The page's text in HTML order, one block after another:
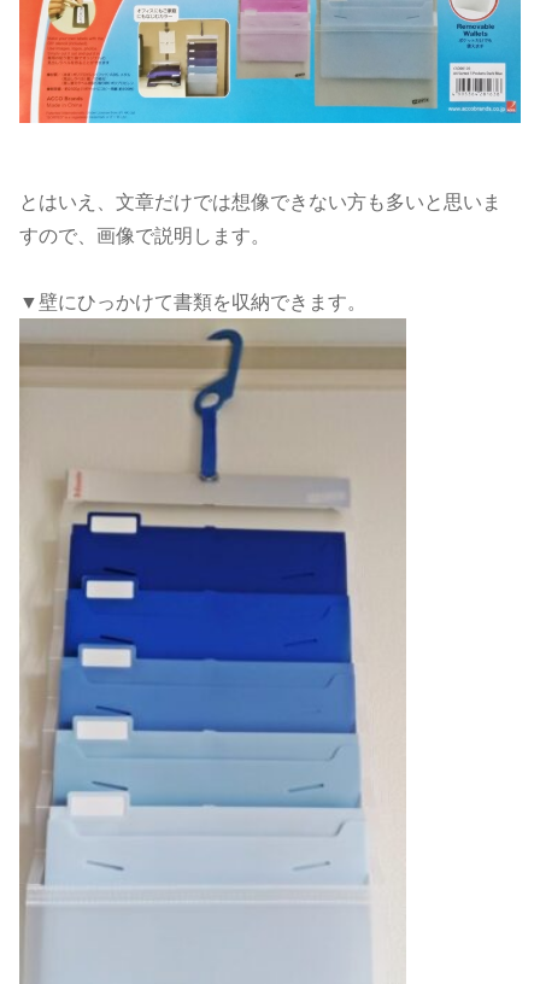
とはいえ、文章だけでは想像できない方も多いと思いま
すので、画像で説明します。
▼壁にひっかけて書類を収納できます。